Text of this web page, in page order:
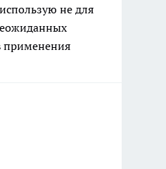
не для
применения